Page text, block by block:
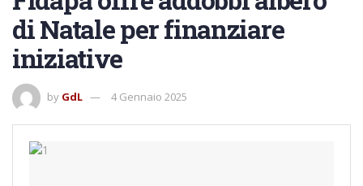
di Natale per finanziare
iniziative
by GdL 4 Gennaio 2025